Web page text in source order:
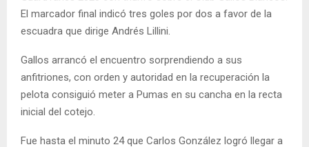
El marcador final indicó tres goles por dos a favor de la
escuadra que dirige Andrés Lillini.
Gallos arrancó el encuentro sorprendiendo a sus
anfitriones, con orden y autoridad en la recuperación la
pelota consiguió meter a Pumas en su cancha en la recta
inicial del cotejo.
Fue hasta el minuto 24 que Carlos González logró llegar a